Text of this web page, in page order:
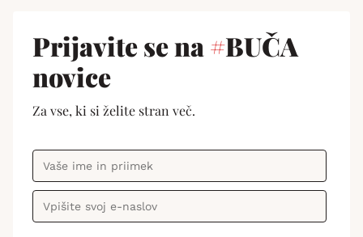
Prijavite se na#BUČA
novice
Za vse, ki si želite stran več.